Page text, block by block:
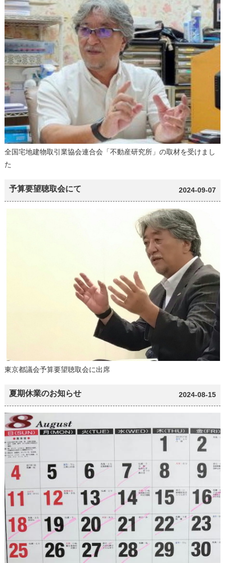
全国宅地建物取引業協会連合会「不動産研究所」の取材を受けまし
た
予算要望聴取会にて 2024-09-07
東京都議会予算要望聴取会に出席
夏期休業のお知らせ 2024-08-15